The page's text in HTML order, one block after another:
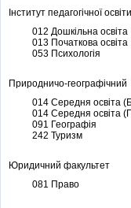
Інститут педагогічної освіти
012 Дошкільна освіта
013 Початкова освіта
053 Психологія
Природничо-географічний
014 Середня освіта
014 Середня освіта
091 Географія
242 Туризм
Юридичний факультет
081 Право